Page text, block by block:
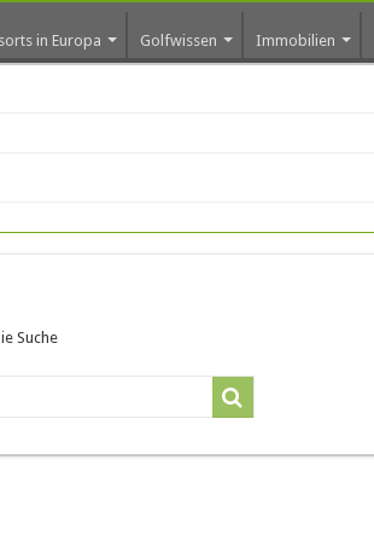
in Europa Golfwissen Immobilien
Suche